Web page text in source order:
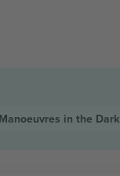
in the Dark